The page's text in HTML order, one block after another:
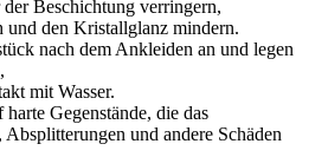
Beschichtung verringern,
und den Kristallglanz mindern.
nach dem Ankleiden an und legen
mit Wasser.
Gegenstände, die das
und andere Schäden